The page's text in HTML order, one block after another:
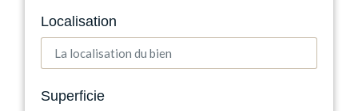
Localisation
Superficie